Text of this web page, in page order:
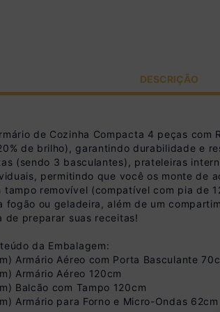
DESCRIÇÃO
de Cozinha Compacta 4 peças com
de brilho), garantindo durabilidade e
(sendo 3 basculantes), prateleiras
permitindo que você os monte de
tampo removível (compatível com pia de
fogão ou geladeira, além de um
de preparar suas receitas!
da Embalagem:
Armário Aéreo com Porta Basculante
Armário Aéreo 120cm
Balcão com Tampo 120cm
Armário para Forno e Micro-Ondas 62cm